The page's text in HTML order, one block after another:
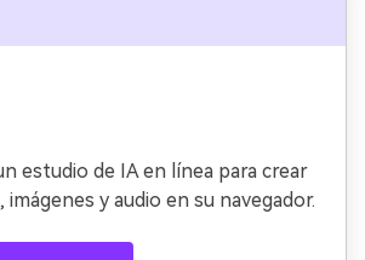
estudio de IA en línea para crear
y audio en su navegador.